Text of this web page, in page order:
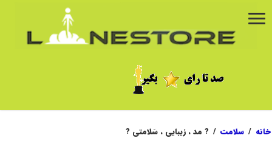
خانه / سلامت / ? مد ، زیبایی ، سَلامتی ?